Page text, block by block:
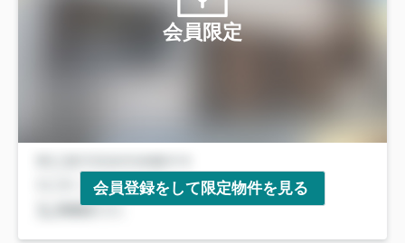
会員限定
会員登録をして限定物件を見る